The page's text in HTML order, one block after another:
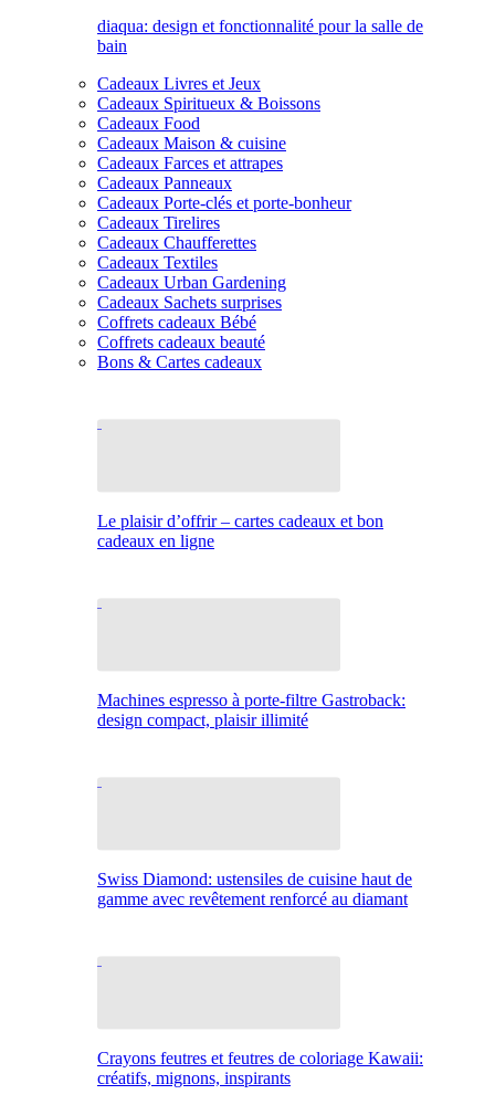
diaqua: design et fonctionnalité pour la salle de
bain
Cadeaux Livres et Jeux
Cadeaux Spiritueux & Boissons
Cadeaux Food
Cadeaux Maison & cuisine
Cadeaux Farces et attrapes
Cadeaux Panneaux
Cadeaux Porte-clés et porte-bonheur
Cadeaux Tirelires
Cadeaux Chaufferettes
Cadeaux Textiles
Cadeaux Urban Gardening
Cadeaux Sachets surprises
Coffrets cadeaux Bébé
Coffrets cadeaux beauté
Bons & Cartes cadeaux
Le plaisir d’offrir – cartes cadeaux et bon
cadeaux en ligne
Machines espresso à porte-filtre Gastroback:
design compact, plaisir illimité
Swiss Diamond: ustensiles de cuisine haut de
gamme avec revêtement renforcé au diamant
Crayons feutres et feutres de coloriage Kawaii:
créatifs, mignons, inspirants